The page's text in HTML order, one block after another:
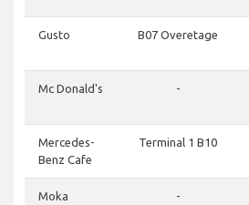
Gusto B07 Overetage
Mc Donald's -
Mercedes-
Benz Cafe
Terminal 1 B10
Moka -